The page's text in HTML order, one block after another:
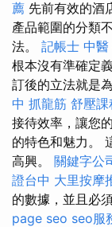
薦 先前有效的酒
產品範圍的分類
法。 記帳士 中醫
根本沒有準確定
訂後的立法就是
中 抓龍筋 舒壓課
接待效率，讓您
的特色和魅力。
高興。 關鍵字公
證台中 大里按摩
的數據，並且必
page seo seo服